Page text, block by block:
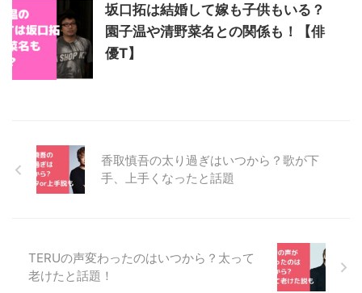
坂口拓は結婚して嫁も子供もいる？
園子温や清野菜名との関係も！【俳
優T】
香取慎吾の太り過ぎはいつから？歌が下
手、上手くなったと話題
TERUの声変わったのはいつから？太って
老けたと話題！